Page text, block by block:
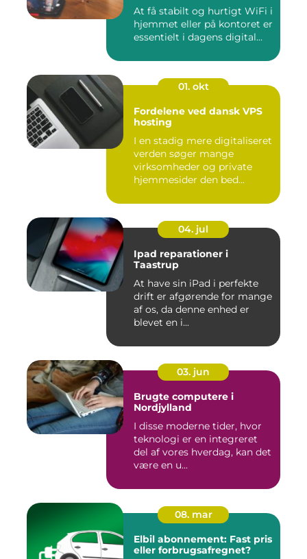
At få stabilt og hurtigt WiFi i
hjemmet eller på kontoret er
essentielt i dagens digital...
01. okt
Fordelene ved dansk VPS
hosting
I en stadig mere digitaliseret
verden søger mange
virksomheder og private
hjemmesider den bed...
04. jul
Ipad reparationer i
Taastrup
At have sin iPad i perfekte
drift er afgørende for mange
af os, da denne enhed er
blevet en i...
03. jun
Brugte computere i
Nordjylland
I disse moderne tider, hvor
teknologi er en integreret
del af vores hverdag, kan det
være en u...
08. mar
Elbil abonnement: Fast pris
eller forbrugsafregnet?